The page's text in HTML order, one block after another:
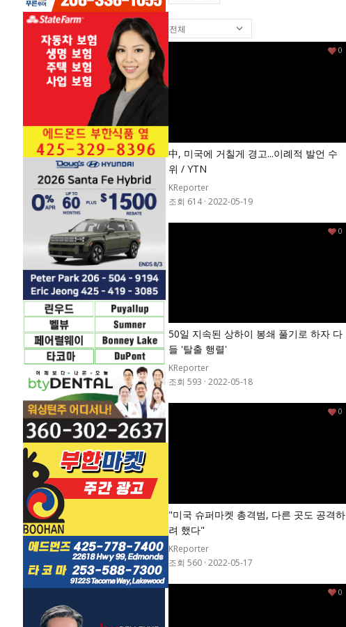
中, 미국에 거칠게 경고...이례적 발언 수
위 / YTN
KReporter
조회 614 · 2022-05-19
0
50일 지속된 상하이 봉쇄 풀기로 하자 다
들 '탈출 행렬'
KReporter
조회 593 · 2022-05-18
0
"미국 슈퍼마켓 총격범, 다른 곳도 공격하
려 했다"
KReporter
조회 560 · 2022-05-17
0
0